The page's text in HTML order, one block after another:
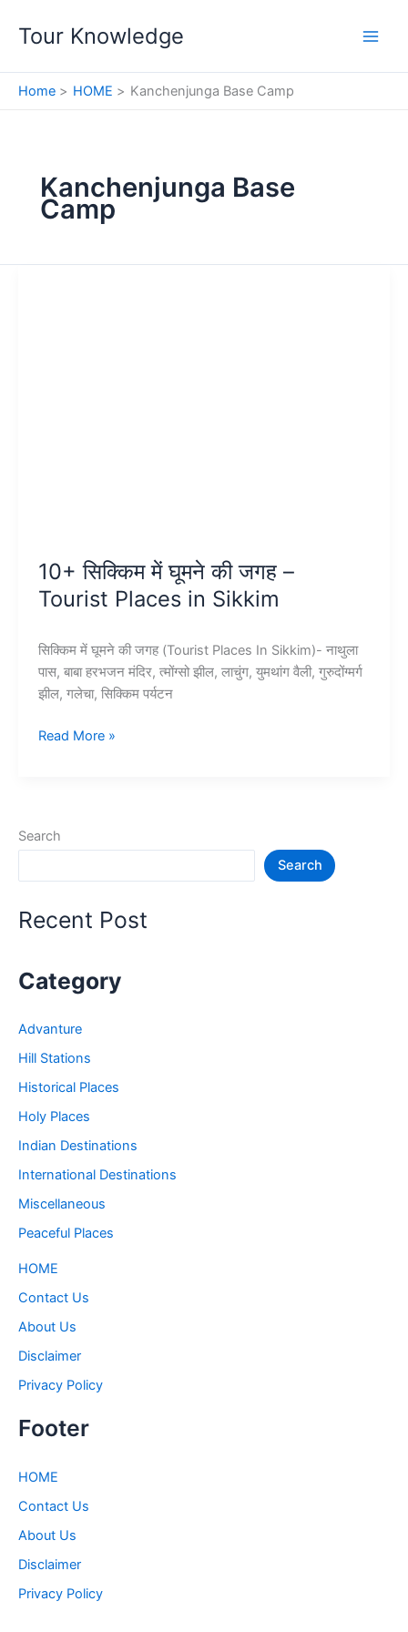
Tour Knowledge
Home HOME Kanchenjunga Base Camp
Kanchenjunga Base
Camp
10+ सिक्किम में घूमने की जगह –
Tourist Places in Sikkim
सिक्किम में घूमने की जगह (Tourist Places In Sikkim)- नाथुला
पास, बाबा हरभजन मंदिर, त्मोंग्सो झील, लाचुंग, युमथांग वैली, गुरुदोंग्मर्ग
झील, गलेचा, सिक्किम पर्यटन
10+
जगह
in
Read More »
Search
Search
Recent Post
Category
Advanture
Hill Stations
Historical Places
Holy Places
Indian Destinations
International Destinations
Miscellaneous
Peaceful Places
HOME
Contact Us
About Us
Disclaimer
Privacy Policy
Footer
HOME
Contact Us
About Us
Disclaimer
Privacy Policy